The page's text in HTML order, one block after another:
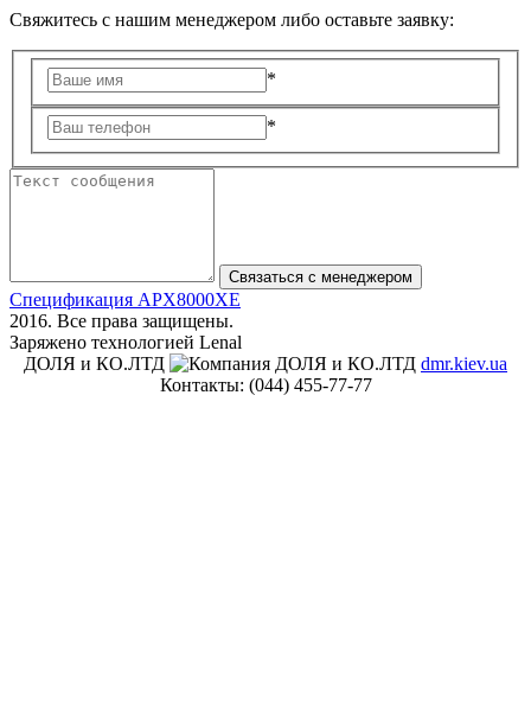
Свяжитесь с нашим менеджером либо оставьте заявку:
*
*
Спецификация APX8000XE
2016. Все права защищены.
Заряжено технологией Lenal
ДОЛЯ и КО.ЛТД
dmr.kiev.ua
Контакты: (044) 455-77-77